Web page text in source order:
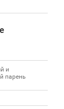
и
парень